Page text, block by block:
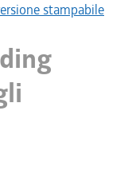
stampabile